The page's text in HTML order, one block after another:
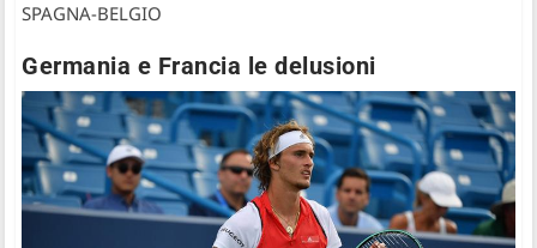
SPAGNA-BELGIO
Germania e Francia le delusioni